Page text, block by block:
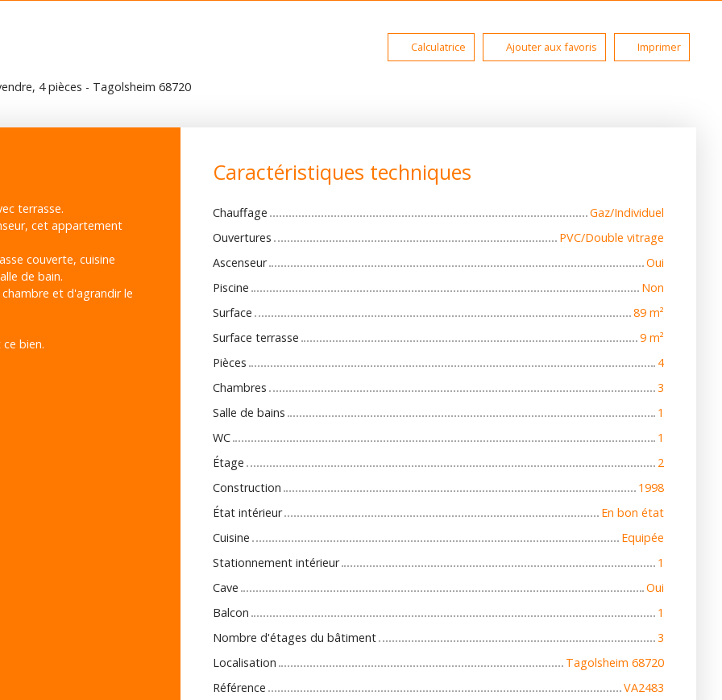
Calculatrice Ajouter aux favoris Imprimer
4 pièces - Tagolsheim 68720
terrasse.
cet appartement
couverte, cuisine
de bain.
et d'agrandir le
bien.
Caractéristiques techniques
Chauffage
Gaz/Individuel
Ouvertures
PVC/Double vitrage
Ascenseur
Oui
Piscine
Non
Surface
89 m²
Surface terrasse
9 m²
Pièces
4
Chambres
3
Salle de bains
1
WC
1
Étage
2
Construction
1998
État intérieur
En bon état
Cuisine
Equipée
Stationnement intérieur
1
Cave
Oui
Balcon
1
Nombre d'étages du bâtiment
3
Localisation
Tagolsheim 68720
Référence
VA2483